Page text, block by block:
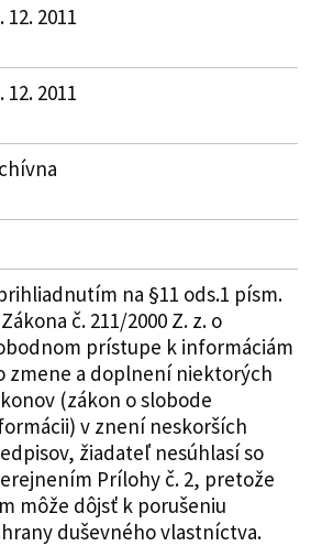
12. 2011
12. 2011
na §11 ods.1 písm.
č. 211/2000 Z. z. o
prístupe k informáciám
zmene a doplnení niektorých
(zákon o slobode
v znení neskorších
žiadateľ nesúhlasí so
Prílohy č. 2, pretože
môže dôjsť k porušeniu
duševného vlastníctva.